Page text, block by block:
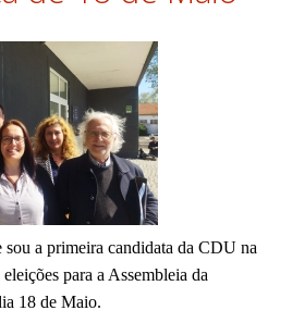
sou a primeira candidata da CDU na
para a Assembleia da
18 de Maio.